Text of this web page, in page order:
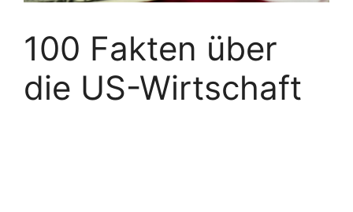
100 Fakten über
die US-Wirtschaft